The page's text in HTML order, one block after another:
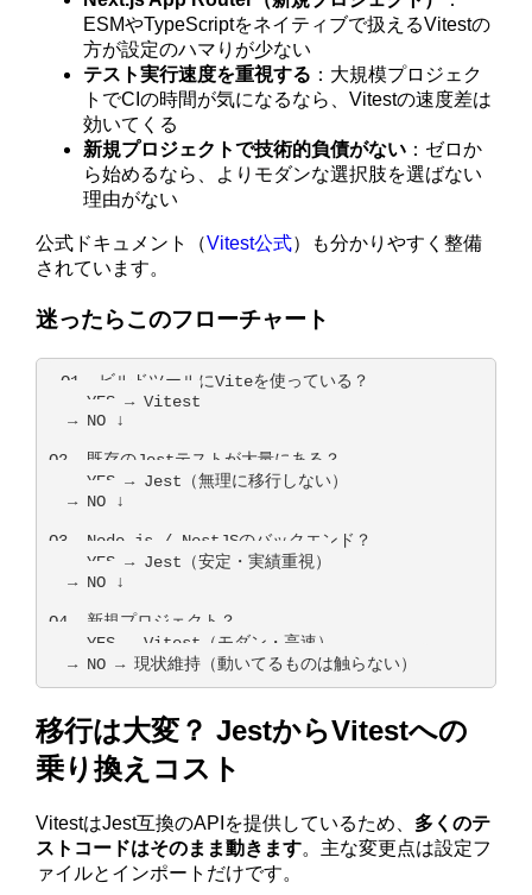
ESMやTypeScriptをネイティブで扱えるVitestの
方が設定のハマりが少ない
テスト実行速度を重視する ：大規模プロジェク
トでCIの時間が気になるなら、Vitestの速度差は
効いてくる
新規プロジェクトで技術的負債がない ：ゼロか
ら始めるなら、よりモダンな選択肢を選ばない
理由がない
公式ドキュメント（Vitest公式）も分かりやすく整備
されています。
迷ったらこのフローチャート
Q1. ビルドツールにViteを使っている？
  → NO ↓
Q2. 既存のJestテストが大量にある？
  → NO ↓
Q3. Node.js / NestJSのバックエンド？
  → NO ↓
Q4. 新規プロジェクト？
  → NO → 現状維持（動いてるものは触らない）
移行は大変？ JestからVitestへの
乗り換えコスト
VitestはJest互換のAPIを提供しているため、 多くのテ
ストコードはそのまま動きます。主な変更点は設定フ
ァイルとインポートだけです。